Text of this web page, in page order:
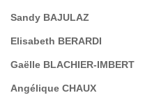
Sandy BAJULAZ
Elisabeth BERARDI
Gaëlle BLACHIER-IMBERT
Angélique CHAUX